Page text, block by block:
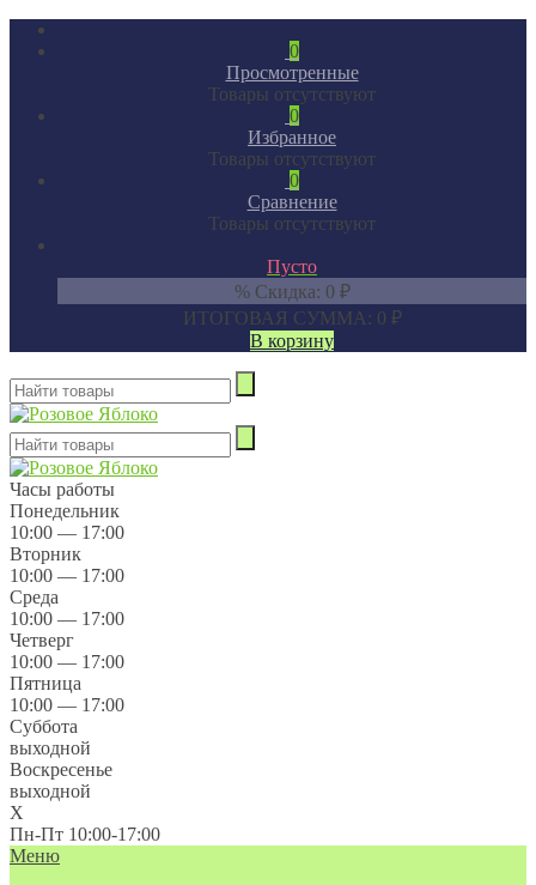
0
Просмотренные
Товары отсутствуют
0
Избранное
Товары отсутствуют
0
Сравнение
Товары отсутствуют
Пусто
% Скидка: 0 ₽
ИТОГОВАЯ СУММА: 0 ₽
В корзину
Часы работы
Понедельник
10:00 — 17:00
Вторник
10:00 — 17:00
Среда
10:00 — 17:00
Четверг
10:00 — 17:00
Пятница
10:00 — 17:00
Суббота
выходной
Воскресенье
выходной
X
Пн-Пт 10:00-17:00
Меню